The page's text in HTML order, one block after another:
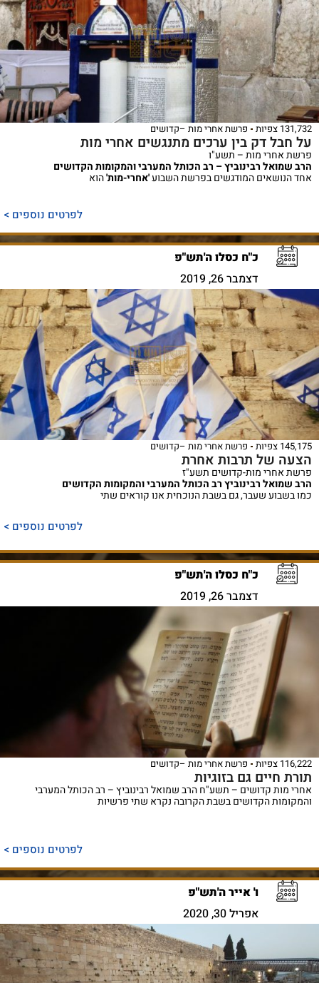
131,732 צפיות פרשת אחרי מות –קדושים
על חבל דק בין ערכים מתנגשים אחרי מות
פרשת אחרי מות – תשע"ו
הרב שמואל רבינוביץ – רב הכותל המערבי והמקומות הקדושים
אחד הנושאים המודגשים בפרשת השבוע'אחרי-מות'הוא
לפרטים נוספים >
כ"ח כסלו ה'תש"פ
דצמבר 26, 2019
145,175 צפיות פרשת אחרי מות –קדושים
הצעה של תרבות אחרת
פרשת אחרי מות-קדושים תשע"ז
הרב שמואל רבינוביץ רב הכותל המערבי והמקומות הקדושים
כמו בשבוע שעבר, גם בשבת הנוכחית אנו קוראים שתי
לפרטים נוספים >
כ"ח כסלו ה'תש"פ
דצמבר 26, 2019
116,222 צפיות פרשת אחרי מות –קדושים
תורת חיים גם בזוגיות
אחרי מות קדושים – תשע"ח הרב שמואל רבינוביץ – רב הכותל המערבי
והמקומות הקדושים בשבת הקרובה נקרא שתי פרשיות
לפרטים נוספים >
ו' אייר ה'תש"פ
אפריל 30, 2020